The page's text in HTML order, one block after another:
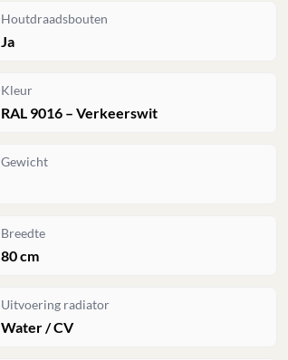
Houtdraadsbouten
Ja
Kleur
RAL 9016 – Verkeerswit
Gewicht
Breedte
80 cm
Uitvoering radiator
Water / CV